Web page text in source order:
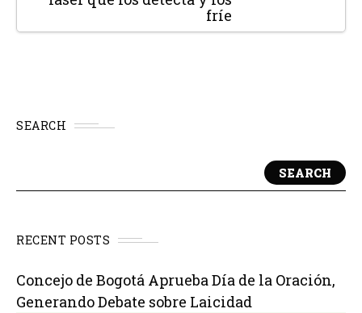
fríe
SEARCH
SEARCH
RECENT POSTS
Concejo de Bogotá Aprueba Día de la Oración,
Generando Debate sobre Laicidad